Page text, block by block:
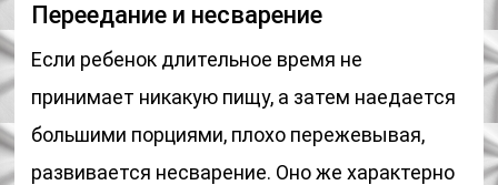
Переедание и несварение
Если ребенок длительное время не
принимает никакую пищу, а затем наедается
большими порциями, плохо пережевывая,
развивается несварение. Оно же характерно